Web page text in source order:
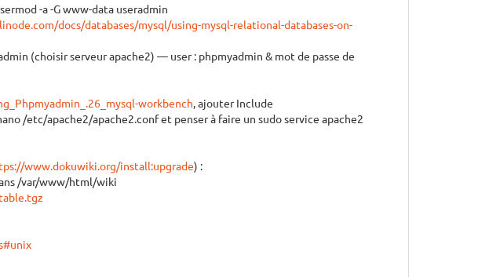
-a -G www-data useradmin
docs/databases/mysql/using-mysql-relational-databases-on-
(choisir serveur apache2) — user : phpmyadmin & mot de passe de
workbench, ajouter Include
/etc/apache2/apache2.conf et penser à faire un sudo service apache2
www.dokuwiki.org/install:upgrade) :
/var/www/html/wiki